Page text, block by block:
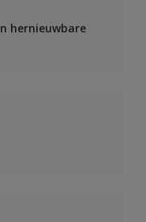
hernieuwbare